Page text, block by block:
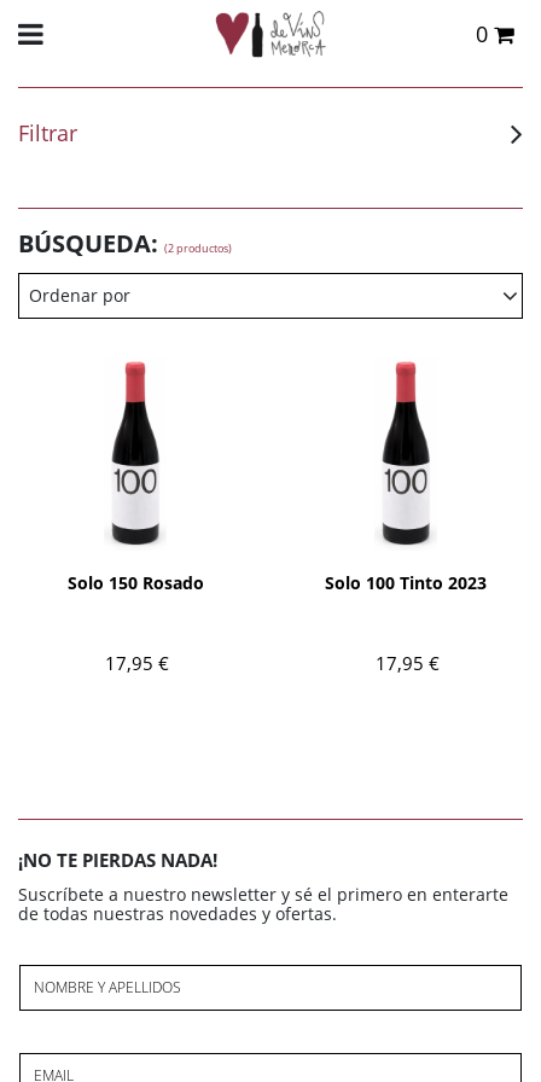
0
Filtrar
BÚSQUEDA: (2 productos)
Ordenar por
Solo 150 Rosado
17,95 €
AÑADIR
Solo 100 Tinto 2023
17,95 €
AÑADIR
¡NO TE PIERDAS NADA!
Suscríbete a nuestro newsletter y sé el primero en enterarte
de todas nuestras novedades y ofertas.
NOMBRE Y APELLIDOS
EMAIL